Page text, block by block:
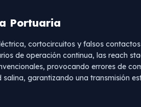
Portuaria
cortocircuitos y falsos
de operación continua, las reach
provocando errores de
garantizando una transmisión